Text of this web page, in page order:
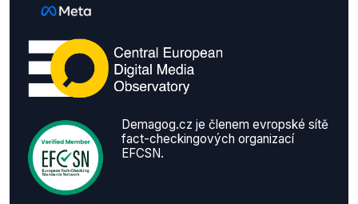
Demagog.cz je členem evropské sítě
fact-checkingových organizací
EFCSN.